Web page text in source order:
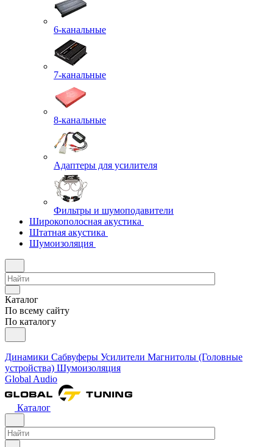
6-канальные
7-канальные
8-канальные
Адаптеры для усилителя
Фильтры и шумоподавители
Широкополосная акустика
Штатная акустика
Шумоизоляция
Каталог
По всему сайту
По каталогу
Динамики Сабвуферы Усилители Магнитолы (Головные
устройства) Шумоизоляция
Global Audio
Каталог